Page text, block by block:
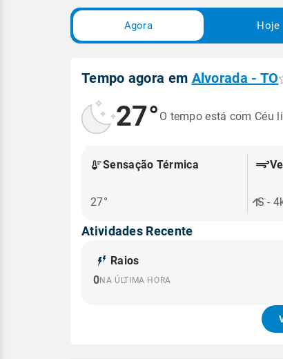
Agora Hoje
Tempo agora em Alvorada - TO
27° O tempo está com Céu
Sensação Térmica
27° S -
Atividades Recente
Raios
0NA ÚLTIMA HORA